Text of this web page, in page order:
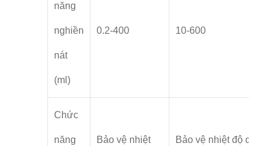
năng
nghiền
nát
(ml)
0.2-400 10-600
Chức
năng Bảo vệ nhiệt Bảo vệ nhiệt độ quá